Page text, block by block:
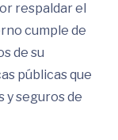
respaldar el
cumple de
de su
públicas que
y seguros de